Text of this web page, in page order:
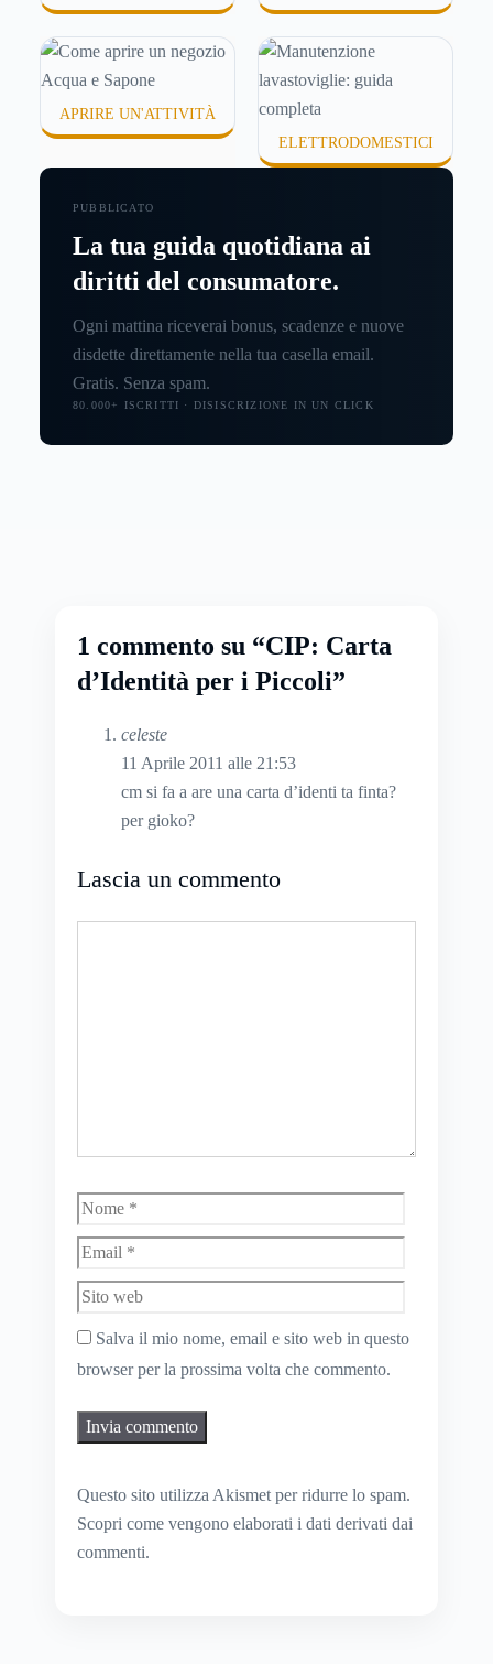
APRIRE UN'ATTIVITÀ
ELETTRODOMESTICI
PUBBLICATO
La tua guida quotidiana ai
diritti del consumatore.
Ogni mattina riceverai bonus, scadenze e nuove
disdette direttamente nella tua casella email.
Gratis. Senza spam.
80.000+ ISCRITTI · DISISCRIZIONE IN UN CLICK
1 commento su “CIP: Carta
d’Identità per i Piccoli”
celeste
11 Aprile 2011 alle 21:53
cm si fa a are una carta d’identi ta finta?
per gioko?
Lascia un commento
Nome
web
Salva il mio nome, email e sito web in questo
browser per la prossima volta che commento.
Questo sito utilizza Akismet per ridurre lo spam.
Scopri come vengono elaborati i dati derivati dai
commenti.